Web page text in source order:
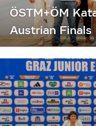
ÖSTM+ÖM
Austrian Finals